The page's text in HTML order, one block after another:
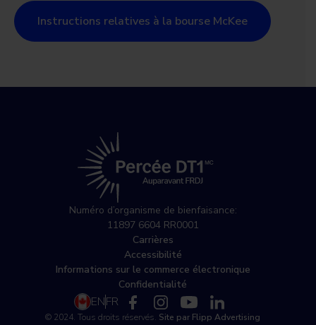
Instructions relatives à la bourse McKee
Numéro d’organisme de bienfaisance:
11897 6604 RR0001
Carrières
Accessibilité
Informations sur le commerce électronique
Confidentialité
ENFR
© 2024. Tous droits réservés. Site par Flipp Advertising